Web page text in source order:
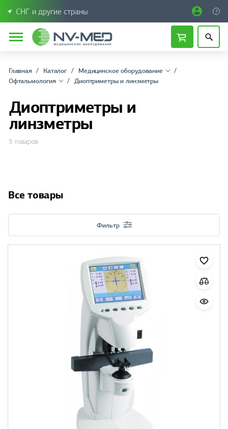
СНГ и другие страны
Главная Каталог
Медицинское оборудование
Офтальмология
Диоптриметры и линзметры
Диоптриметры и
линзметры
5 товаров
Все товары
Фильтр